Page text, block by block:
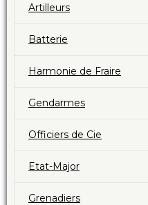
Artilleurs
Batterie
Harmonie de Fraire
Gendarmes
Officiers de Cie
Etat-Major
Grenadiers